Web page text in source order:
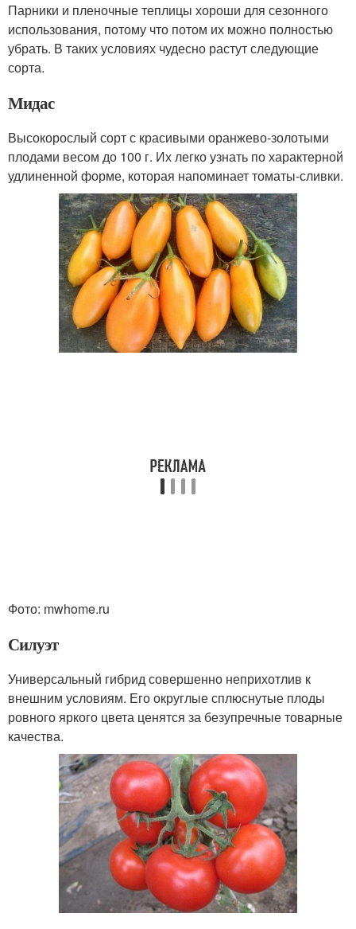
Парники и пленочные теплицы хороши для сезонного
использования, потому что потом их можно полностью
убрать. В таких условиях чудесно растут следующие
сорта.
Мидас
Высокорослый сорт с красивыми оранжево-золотыми
плодами весом до 100 г. Их легко узнать по характерной
удлиненной форме, которая напоминает томаты-сливки.
Фото: mwhome.ru
Силуэт
Универсальный гибрид совершенно неприхотлив к
внешним условиям. Его округлые сплюснутые плоды
ровного яркого цвета ценятся за безупречные товарные
качества.